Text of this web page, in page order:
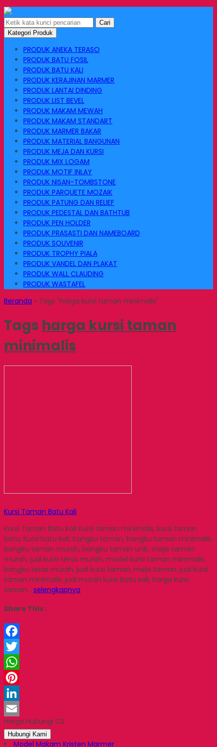
Cari
Kategori Produk
PRODUK ANEKA TERASO
PRODUK BATU FOSIL
PRODUK BATU KALI
PRODUK KERAJINAN MARMER
PRODUK LANTAI DINDING
PRODUK LIST BEVEL
PRODUK MAKAM MEWAH
PRODUK MAKAM STANDART
PRODUK MARMER BAKAR
PRODUK MATERIAL BANGUNAN
PRODUK MEJA DAN KURSI
PRODUK MIX LOGAM
PRODUK MOTIF INLAY
PRODUK NISAN-TOMBSTONE
PRODUK PARQUETE MOZAIK
PRODUK PATUNG DAN RELIEF
PRODUK PEDESTAL DAN BATHTUB
PRODUK PEN HOLDER
PRODUK PRASASTI DAN NAMEBOARD
PRODUK SOUVENIR
PRODUK TROPHY PIALA
PRODUK VANDEL DAN PLAKAT
PRODUK WALL CLAUDING
PRODUK WASTAFEL
Beranda » Tags "harga kursi taman minimalis"
Tags harga kursi taman
minimalis
Kursi Taman Batu Kali
Kursi Taman Batu Kali Kursi taman minimalis, kursi taman
batu, Kursi batu kali, bangku taman, bangku taman minimalis,
bangku taman murah, bangku taman unik, meja taman
murah, jual kursi teras murah, model kursi taman minimalis,
bangku teras murah, jual kursi taman, meja taman, jual kursi
taman minimalis, jual murah kursi batu kali, harga kursi
taman… selengkapnya
Share This :
Facebook
Twitter
WhatsApp
Pinterest
LinkedIn
Email
Harga Hubungi CS
Hubungi Kami
Model Makam Kristen Marmer